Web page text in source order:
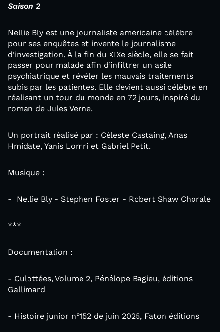
Saison 2
Nellie Bly est une journaliste américaine célèbre
pour ses enquêtes et invente le journalisme
d'investigation. À la fin du XIXe siècle, elle se fait
passer pour malade afin d’infiltrer un asile
psychiatrique et révéler les mauvais traitements
subis par les patientes. Elle devient aussi célèbre en
réalisant un tour du monde en 72 jours, inspiré du
roman de Jules Verne.
Un portrait réalisé par : Céleste Castaing, Anas
Hmidate, Yanis Lomri et Gabriel Petit.
Musique :
- Nellie Bly - Stephen Foster - Robert Shaw Chorale
***
Documentation :
- Culottées, Volume 2, Pénélope Bagieu, éditions
Gallimard
- Histoire junior n°152 de juin 2025, Faton éditions